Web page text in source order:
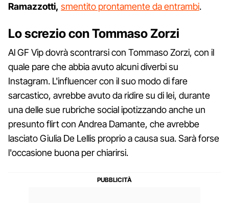
Ramazzotti, smentito prontamente da entrambi.
Lo screzio con Tommaso Zorzi
Al GF Vip dovrà scontrarsi con Tommaso Zorzi, con il
quale pare che abbia avuto alcuni diverbi su
Instagram. L'influencer con il suo modo di fare
sarcastico, avrebbe avuto da ridire su di lei, durante
una delle sue rubriche social ipotizzando anche un
presunto flirt con Andrea Damante, che avrebbe
lasciato Giulia De Lellis proprio a causa sua. Sarà forse
l'occasione buona per chiarirsi.